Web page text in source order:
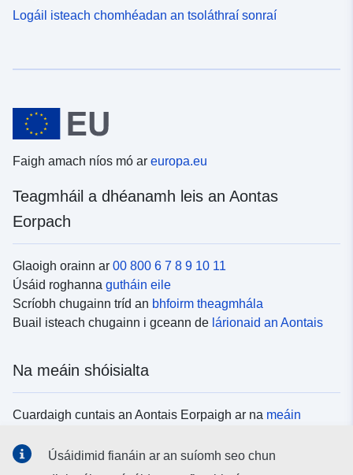
Logáil isteach chomhéadan an tsoláthraí sonraí
Faigh amach níos mó ar europa.eu
Teagmháil a dhéanamh leis an Aontas
Eorpach
Glaoigh orainn ar 00 800 6 7 8 9 10 11
Úsáid roghanna gutháin eile
Scríobh chugainn tríd an bhfoirm theagmhála
Buail isteach chugainn i gceann de lárionaid an Aontais
Na meáin shóisialta
Cuardaigh cuntais an Aontais Eorpaigh ar na meáin
Úsáidimid fianáin ar an suíomh seo chun